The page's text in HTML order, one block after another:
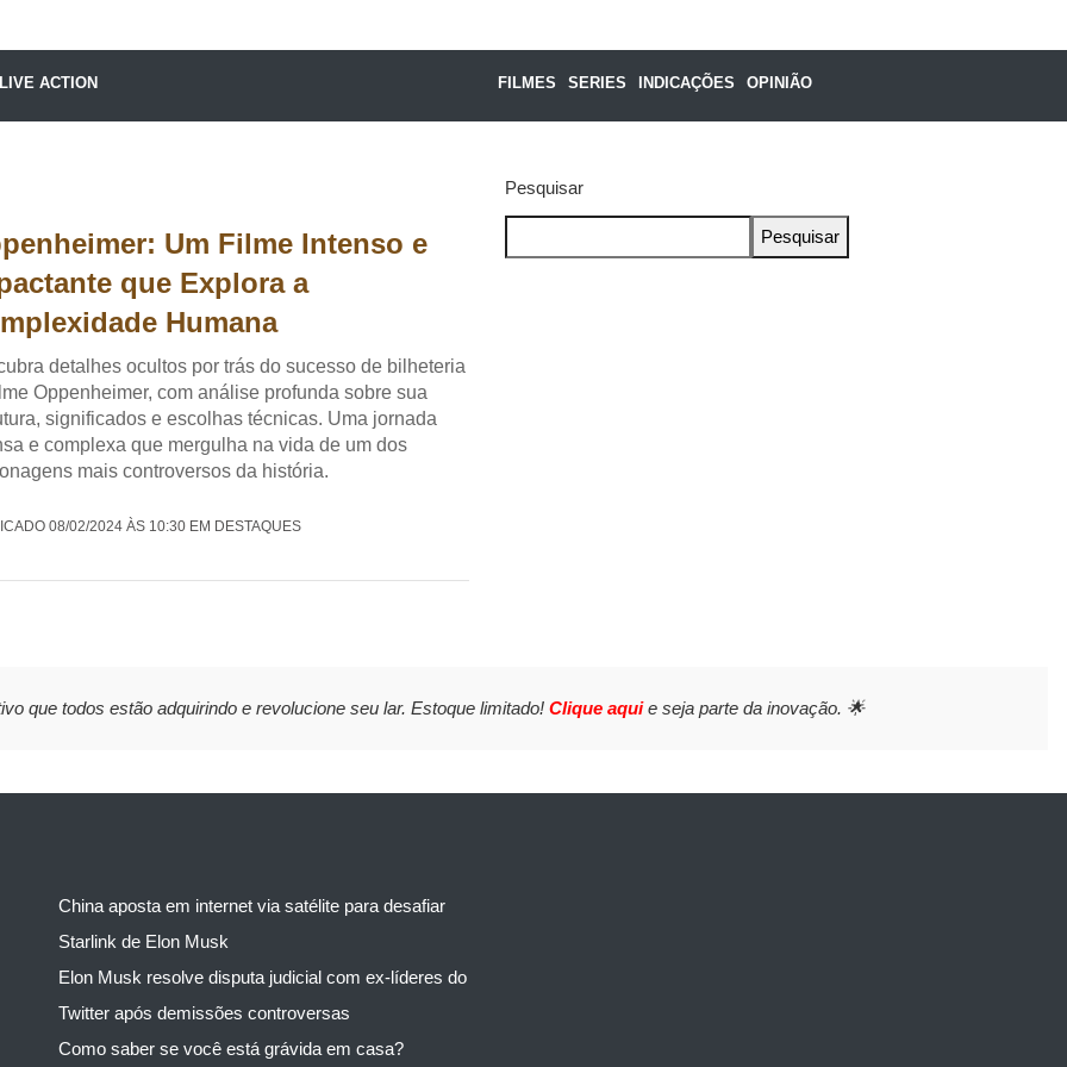
LIVE ACTION FILMES SERIES INDICAÇÕES OPINIÃO
Um Filme Intenso e
que Explora a
Humana
detalhes ocultos por trás do sucesso de bilheteria
Oppenheimer, com análise profunda sobre sua
significados e escolhas técnicas. Uma jornada
e complexa que mergulha na vida de um dos
mais controversos da história.
08/02/2024 ÀS 10:30 EM DESTAQUES
Pesquisar
Pesquisar
que todos estão adquirindo e revolucione seu lar. Estoque limitado! Clique aquie seja parte da inovação. 🌟
China aposta em internet via satélite para desafiar
Starlink de Elon Musk
Elon Musk resolve disputa judicial com ex-líderes do
Twitter após demissões controversas
Como saber se você está grávida em casa?